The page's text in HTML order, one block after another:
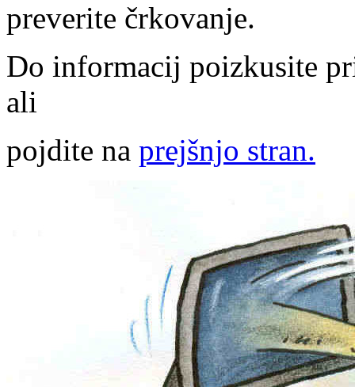
preverite črkovanje.
Do informacij poizkusite
ali
pojdite na prejšnjo stran.